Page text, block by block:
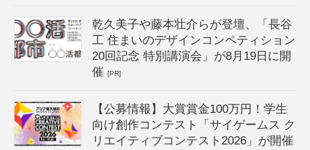
乾久美子や藤本壮介らが登壇、「長谷
工 住まいのデザインコンペティション
20回記念 特別講演会」が8月19日に開
催[PR]
【公募情報】大賞賞金100万円！学生
向け創作コンテスト「サイゲームス ク
リエイティブコンテスト2026」が開催